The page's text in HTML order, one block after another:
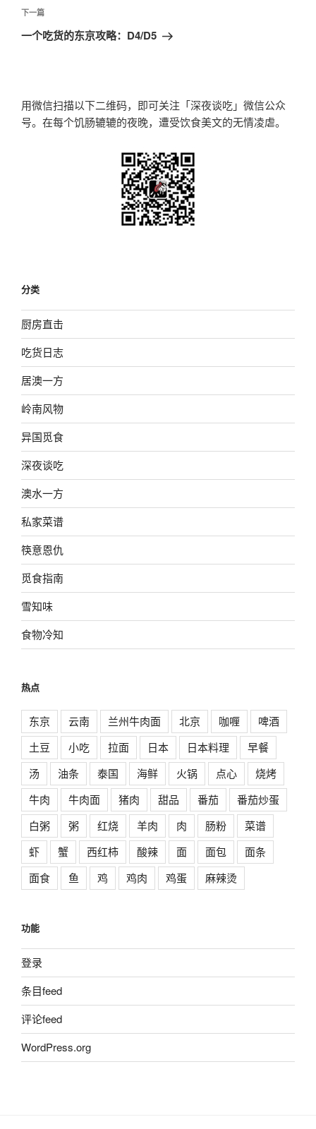
航
文
下
一
下一篇
一个吃货的东京攻略：D4/D5
用微信扫描以下二维码，即可关注「深夜谈吃」微信公众
号。在每个饥肠辘辘的夜晚，遭受饮食美文的无情凌虐。
分类
厨房直击
吃货日志
居澳一方
岭南风物
异国觅食
深夜谈吃
澳水一方
私家菜谱
筷意恩仇
觅食指南
雪知味
食物冷知
热点
东京 云南 兰州牛肉面 北京 咖喱
啤酒
土豆
小吃 拉面 日本 日本料理
早餐
汤
油条 泰国 海鲜 火锅 点心
烧烤
牛肉
牛肉面 猪肉 甜品 番茄
番茄炒蛋
白粥
粥 红烧 羊肉 肉 肠粉
菜谱
虾
蟹 西红柿 酸辣 面 面包
面条
面食
鱼 鸡 鸡肉 鸡蛋 麻辣烫
功能
登录
条目feed
评论feed
WordPress.org